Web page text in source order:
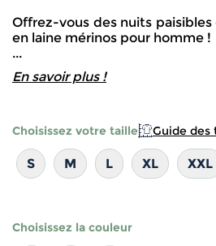
Offrez-vous des nuits
en laine mérinos pour homme !
...
En savoir plus !
Choisissez votre taille Guide des
S M L XL XXL
Choisissez la couleur